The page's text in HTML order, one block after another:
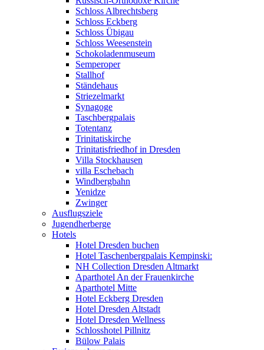
Schloss Albrechtsberg
Schloss Eckberg
Schloss Übigau
Schloss Weesenstein
Schokoladenmuseum
Semperoper
Stallhof
Ständehaus
Striezelmarkt
Synagoge
Taschbergpalais
Totentanz
Trinitatiskirche
Trinitatisfriedhof in Dresden
Villa Stockhausen
villa Eschebach
Windbergbahn
Yenidze
Zwinger
Ausflugsziele
Jugendherberge
Hotels
Hotel Dresden buchen
Hotel Taschenbergpalais Kempinski:
NH Collection Dresden Altmarkt
Aparthotel An der Frauenkirche
Aparthotel Mitte
Hotel Eckberg Dresden
Hotel Dresden Altstadt
Hotel Dresden Wellness
Schlosshotel Pillnitz
Bülow Palais